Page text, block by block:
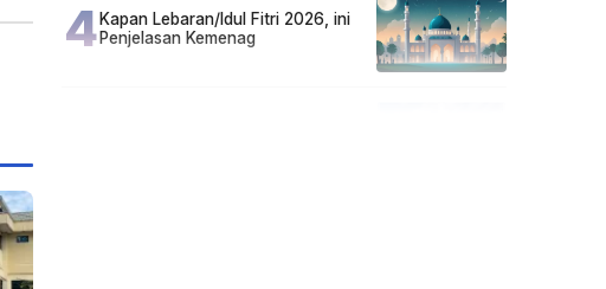
4Kapan Lebaran/Idul Fitri 2026, ini
Penjelasan Kemenag